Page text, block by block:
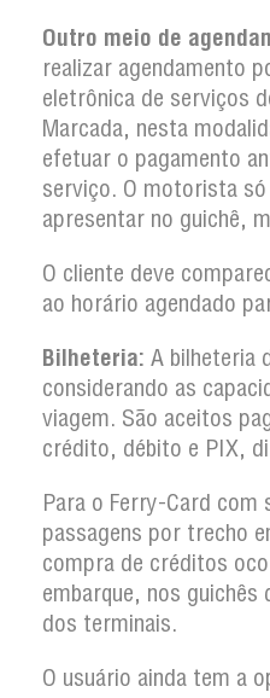
Outro meio de
realizar agendamento
eletrônica de serviços
Marcada, nesta
efetuar o pagamento
serviço. O motorista
apresentar no guichê,
O cliente deve
ao horário agendado
Bilheteria: A bilheteria
considerando as
viagem. São aceitos
crédito, débito e PIX,
Para o Ferry-Card
passagens por trecho
compra de créditos
embarque, nos
dos terminais.
O usuário ainda tem a